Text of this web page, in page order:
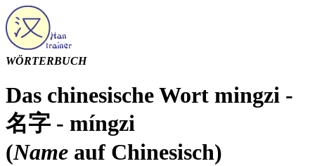
WÖRTERBUCH
Das chinesische Wort mingzi -
名字 - míngzi
(Name auf Chinesisch)